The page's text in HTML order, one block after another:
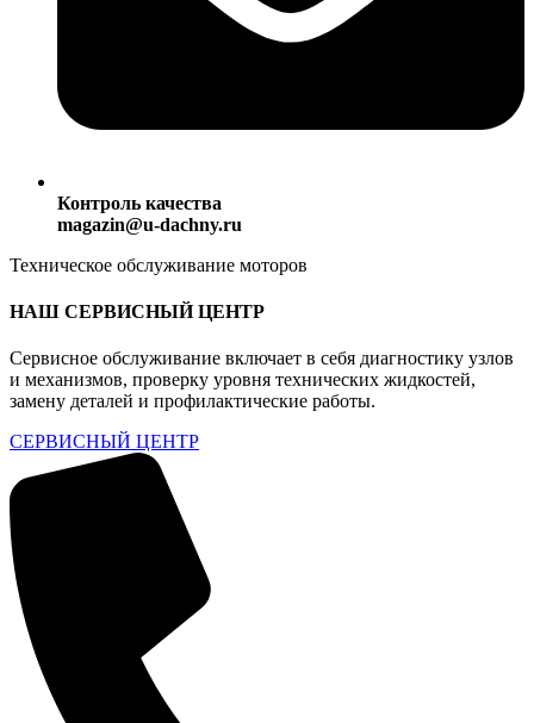
Контроль качества
magazin@u-dachny.ru
Техническое обслуживание моторов
НАШ СЕРВИСНЫЙ ЦЕНТР
Сервисное обслуживание включает в себя диагностику узлов
и механизмов, проверку уровня технических жидкостей,
замену деталей и профилактические работы.
СЕРВИСНЫЙ ЦЕНТР